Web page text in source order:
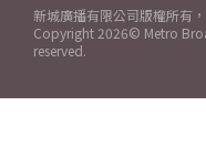
新城廣播有限公司版權所有
Copyright 2026© Metro
reserved.